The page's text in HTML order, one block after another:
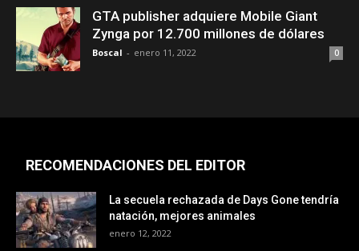
GTA publisher adquiere Mobile Giant
Zynga por 12.700 millones de dólares
Boscal - enero 11, 2022 0
RECOMENDACIONES DEL EDITOR
La secuela rechazada de Days Gone tendría
natación, mejores animales
enero 12, 2022